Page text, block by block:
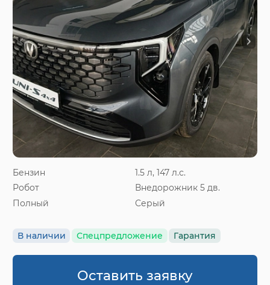
Бензин
1.5 л, 147 л.с.
Робот
Внедорожник 5 дв.
Полный
Серый
В наличии Спецпредложение Гарантия
Оставить заявку